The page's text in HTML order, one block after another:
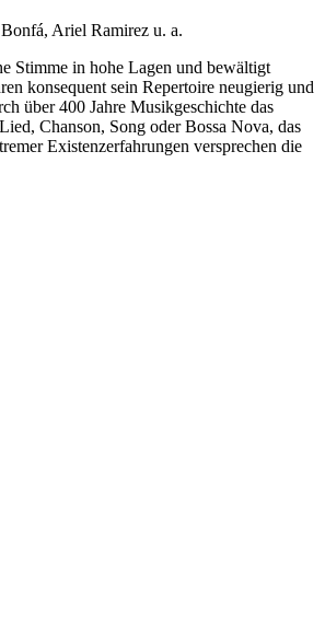
Ariel Ramirez u. a.
Stimme in hohe Lagen und bewältigt
konsequent sein Repertoire neugierig und
über 400 Jahre Musikgeschichte das
Chanson, Song oder Bossa Nova, das
Existenzerfahrungen versprechen die